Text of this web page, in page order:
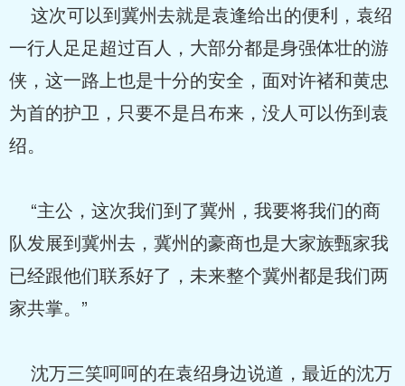
这次可以到冀州去就是袁逢给出的便利，袁绍
一行人足足超过百人，大部分都是身强体壮的游
侠，这一路上也是十分的安全，面对许褚和黄忠
为首的护卫，只要不是吕布来，没人可以伤到袁
绍。
“主公，这次我们到了冀州，我要将我们的商
队发展到冀州去，冀州的豪商也是大家族甄家我
已经跟他们联系好了，未来整个冀州都是我们两
家共掌。”
沈万三笑呵呵的在袁绍身边说道，最近的沈万